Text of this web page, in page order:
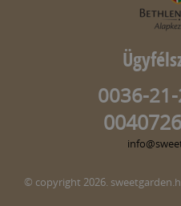
0036-
© copyright 2026.